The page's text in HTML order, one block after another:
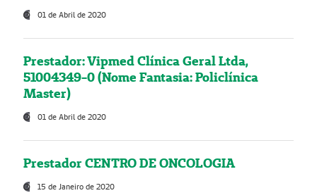
01 de Abril de 2020
Prestador: Vipmed Clínica Geral Ltda,
51004349-0 (Nome Fantasia: Policlínica
Master)
01 de Abril de 2020
Prestador CENTRO DE ONCOLOGIA
15 de Janeiro de 2020